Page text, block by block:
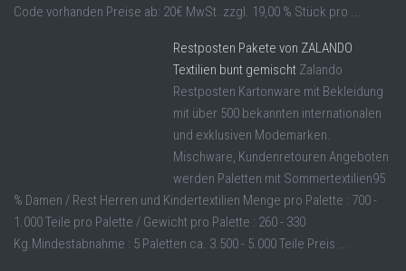
Code vorhanden Preise ab: 20€ MwSt. zzgl. 19,00 % Stück pro ...
Restposten Pakete von ZALANDO
Textilien bunt gemischt Zalando
Restposten Kartonware mit Bekleidung
mit über 500 bekannten internationalen
und exklusiven Modemarken.
Mischware, Kundenretouren Angeboten
werden Paletten mit Sommertextilien95
% Damen / Rest Herren und Kindertextilien Menge pro Palette : 700 -
1.000 Teile pro Palette / Gewicht pro Palette : 260 - 330
Kg.Mindestabnahme : 5 Paletten ca. 3.500 - 5.000 Teile Preis ...